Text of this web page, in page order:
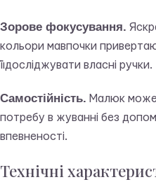
Зорове фокусування.
кольори мавпочки
її досліджувати власні ручки.
Самостійність. Малюк може
потребу в жуванні без
впевненості.
Технічні